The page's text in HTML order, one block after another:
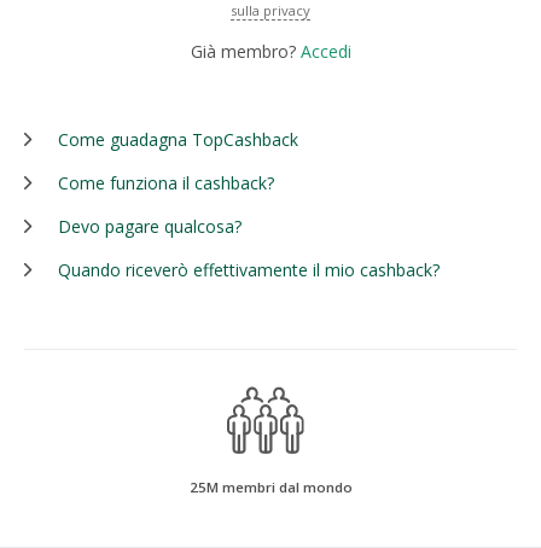
sulla privacy
Già membro? Accedi
Come guadagna TopCashback
Come funziona il cashback?
Devo pagare qualcosa?
Quando riceverò effettivamente il mio cashback?
25M membri dal mondo